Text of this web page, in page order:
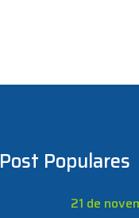
Post Populares
21 de